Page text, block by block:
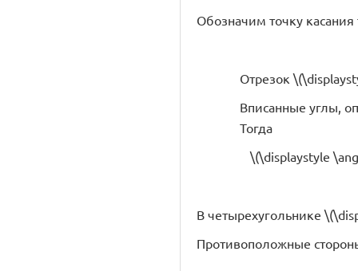
Обозначим точку
Отрезок
Вписанные углы,
Тогда
\(\displaystyle
В четырехугольнике
Противоположные